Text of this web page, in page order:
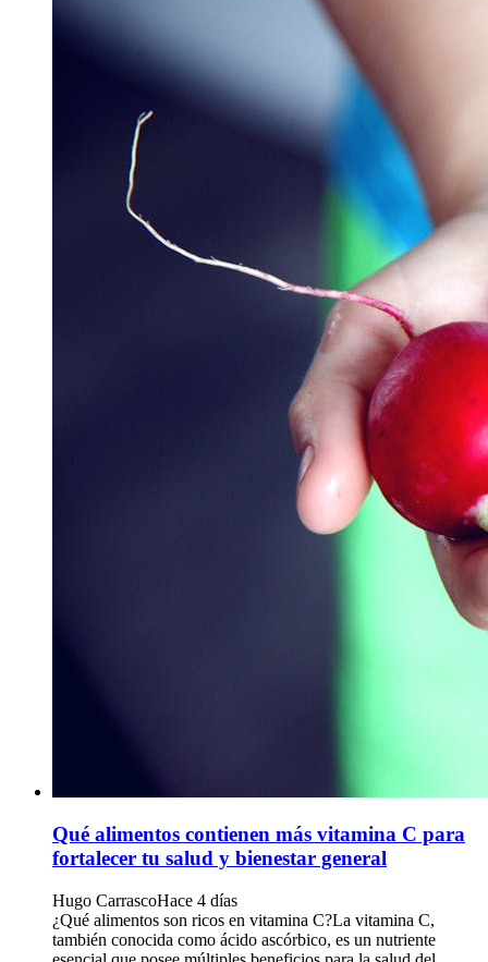
Qué alimentos contienen más vitamina C para
fortalecer tu salud y bienestar general
Hugo CarrascoHace 4 días
¿Qué alimentos son ricos en vitamina C?La vitamina C,
también conocida como ácido ascórbico, es un nutriente